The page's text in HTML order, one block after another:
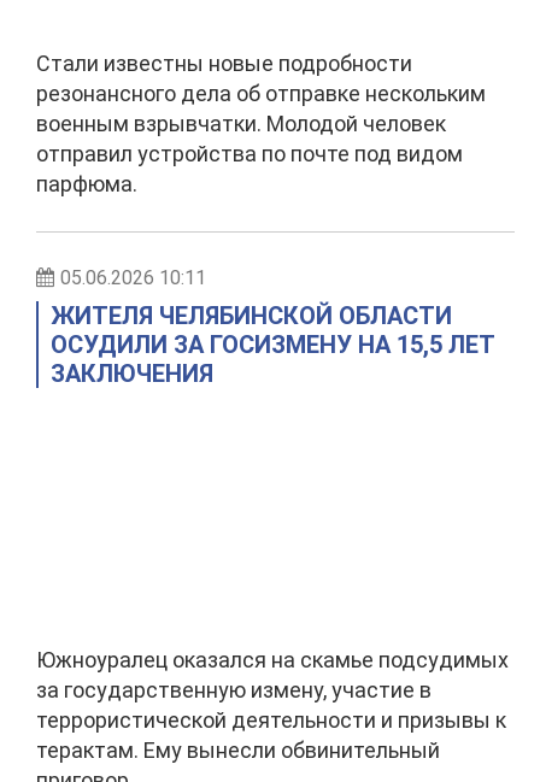
Стали известны новые подробности
резонансного дела об отправке нескольким
военным взрывчатки. Молодой человек
отправил устройства по почте под видом
парфюма.
05.06.2026 10:11
ЖИТЕЛЯ ЧЕЛЯБИНСКОЙ ОБЛАСТИ
ОСУДИЛИ ЗА ГОСИЗМЕНУ НА 15,5 ЛЕТ
ЗАКЛЮЧЕНИЯ
Южноуралец оказался на скамье подсудимых
за государственную измену, участие в
террористической деятельности и призывы к
терактам. Ему вынесли обвинительный